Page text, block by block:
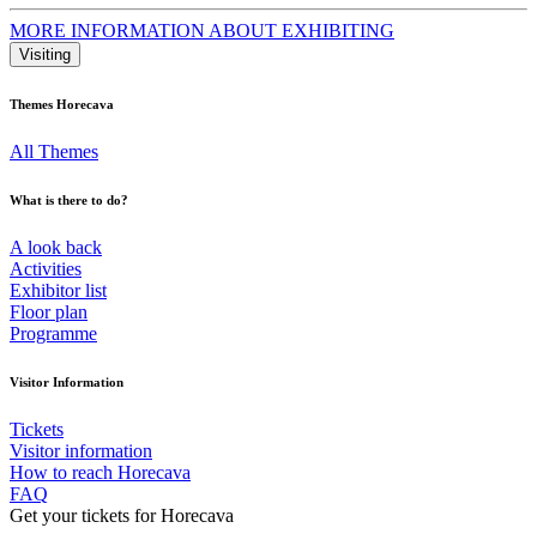
MORE INFORMATION ABOUT EXHIBITING
Visiting
Themes Horecava
All Themes
What is there to do?
A look back
Activities
Exhibitor list
Floor plan
Programme
Visitor Information
Tickets
Visitor information
How to reach Horecava
FAQ
Get your tickets for Horecava